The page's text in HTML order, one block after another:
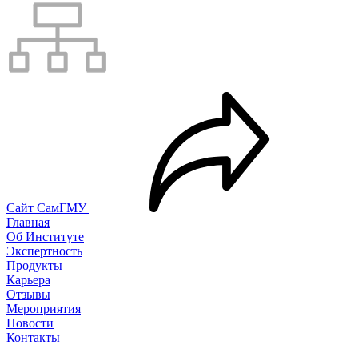
Сайт СамГМУ
Главная
Об Институте
Экспертность
Продукты
Карьера
Отзывы
Мероприятия
Новости
Контакты